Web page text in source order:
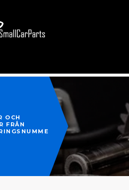
OCH
FRÅN